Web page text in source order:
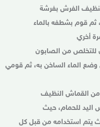
الفرش بفرشة
قوم بشطفه بالماء
أخري
من الصابون
وضع الماء الساخن به، ثم قومي
القماش النظيف
للحمام، حيث
يتم استخدامه من قبل كل